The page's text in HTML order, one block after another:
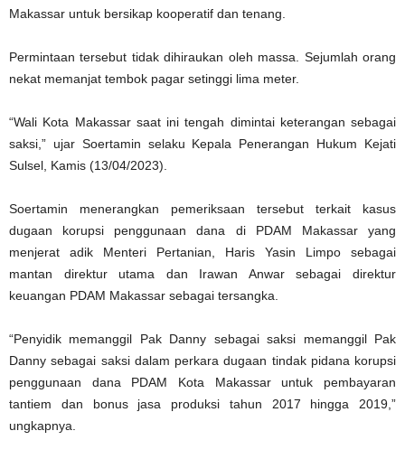
Makassar untuk bersikap kooperatif dan tenang.
Permintaan tersebut tidak dihiraukan oleh massa. Sejumlah orang
nekat memanjat tembok pagar setinggi lima meter.
“Wali Kota Makassar saat ini tengah dimintai keterangan sebagai
saksi,” ujar Soertamin selaku Kepala Penerangan Hukum Kejati
Sulsel, Kamis (13/04/2023).
Soertamin menerangkan pemeriksaan tersebut terkait kasus
dugaan korupsi penggunaan dana di PDAM Makassar yang
menjerat adik Menteri Pertanian, Haris Yasin Limpo sebagai
mantan direktur utama dan Irawan Anwar sebagai direktur
keuangan PDAM Makassar sebagai tersangka.
“Penyidik memanggil Pak Danny sebagai saksi memanggil Pak
Danny sebagai saksi dalam perkara dugaan tindak pidana korupsi
penggunaan dana PDAM Kota Makassar untuk pembayaran
tantiem dan bonus jasa produksi tahun 2017 hingga 2019,”
ungkapnya.